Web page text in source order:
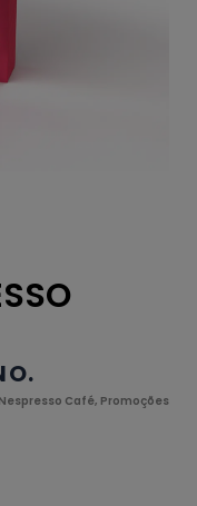
Nespresso Café, Promoções